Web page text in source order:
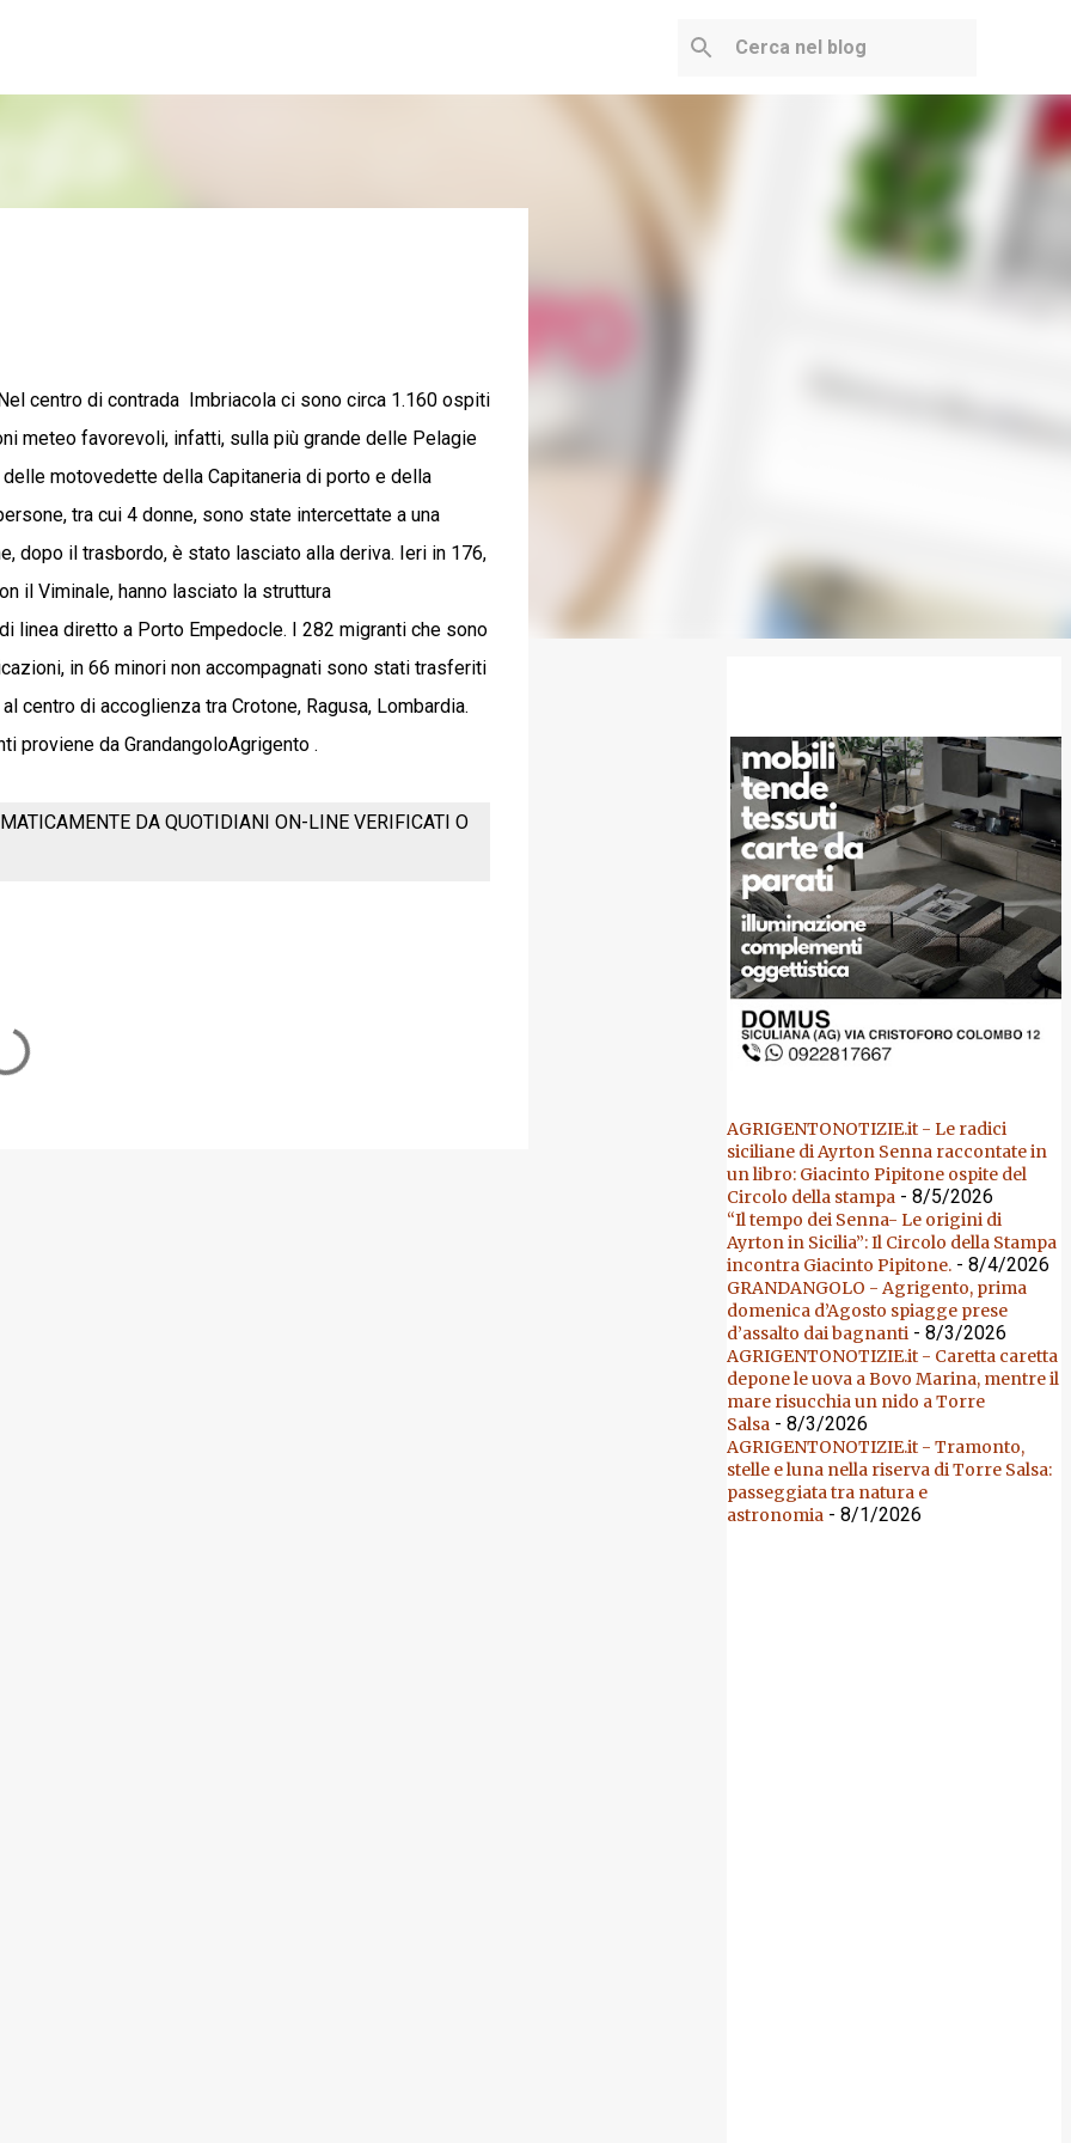
centro di contrada Imbriacola ci sono circa 1.160 ospiti
meteo favorevoli, infatti, sulla più grande delle Pelagie
motovedette della Capitaneria di porto e della
tra cui 4 donne, sono state intercettate a una
dopo il trasbordo, è stato lasciato alla deriva. Ieri in 176,
il Viminale, hanno lasciato la struttura
linea diretto a Porto Empedocle. I 282 migranti che sono
in 66 minori non accompagnati sono stati trasferiti
centro di accoglienza tra Crotone, Ragusa, Lombardia.
proviene da GrandangoloAgrigento .
DA QUOTIDIANI ON-LINE VERIFICATI O
AGRIGENTONOTIZIE.it - Le radici
siciliane di Ayrton Senna raccontate in
un libro: Giacinto Pipitone ospite del
Circolo della stampa - 8/5/2026
“Il tempo dei Senna- Le origini di
Ayrton in Sicilia”: Il Circolo della Stampa
incontra Giacinto Pipitone. - 8/4/2026
GRANDANGOLO - Agrigento, prima
domenica d’Agosto spiagge prese
d’assalto dai bagnanti - 8/3/2026
AGRIGENTONOTIZIE.it - Caretta caretta
depone le uova a Bovo Marina, mentre il
mare risucchia un nido a Torre
Salsa - 8/3/2026
AGRIGENTONOTIZIE.it - Tramonto,
stelle e luna nella riserva di Torre Salsa:
passeggiata tra natura e
astronomia - 8/1/2026